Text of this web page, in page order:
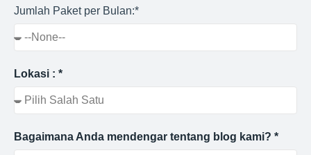
Jumlah Paket per Bulan:*
Lokasi : *
Bagaimana Anda mendengar tentang blog kami? *